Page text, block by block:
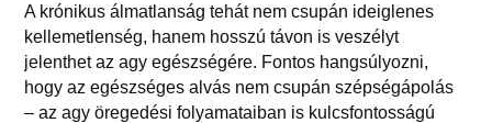
A krónikus álmatlanság tehát nem csupán ideiglenes
kellemetlenség, hanem hosszú távon is veszélyt
jelenthet az agy egészségére. Fontos hangsúlyozni,
hogy az egészséges alvás nem csupán szépségápolás
– az agy öregedési folyamataiban is kulcsfontosságú